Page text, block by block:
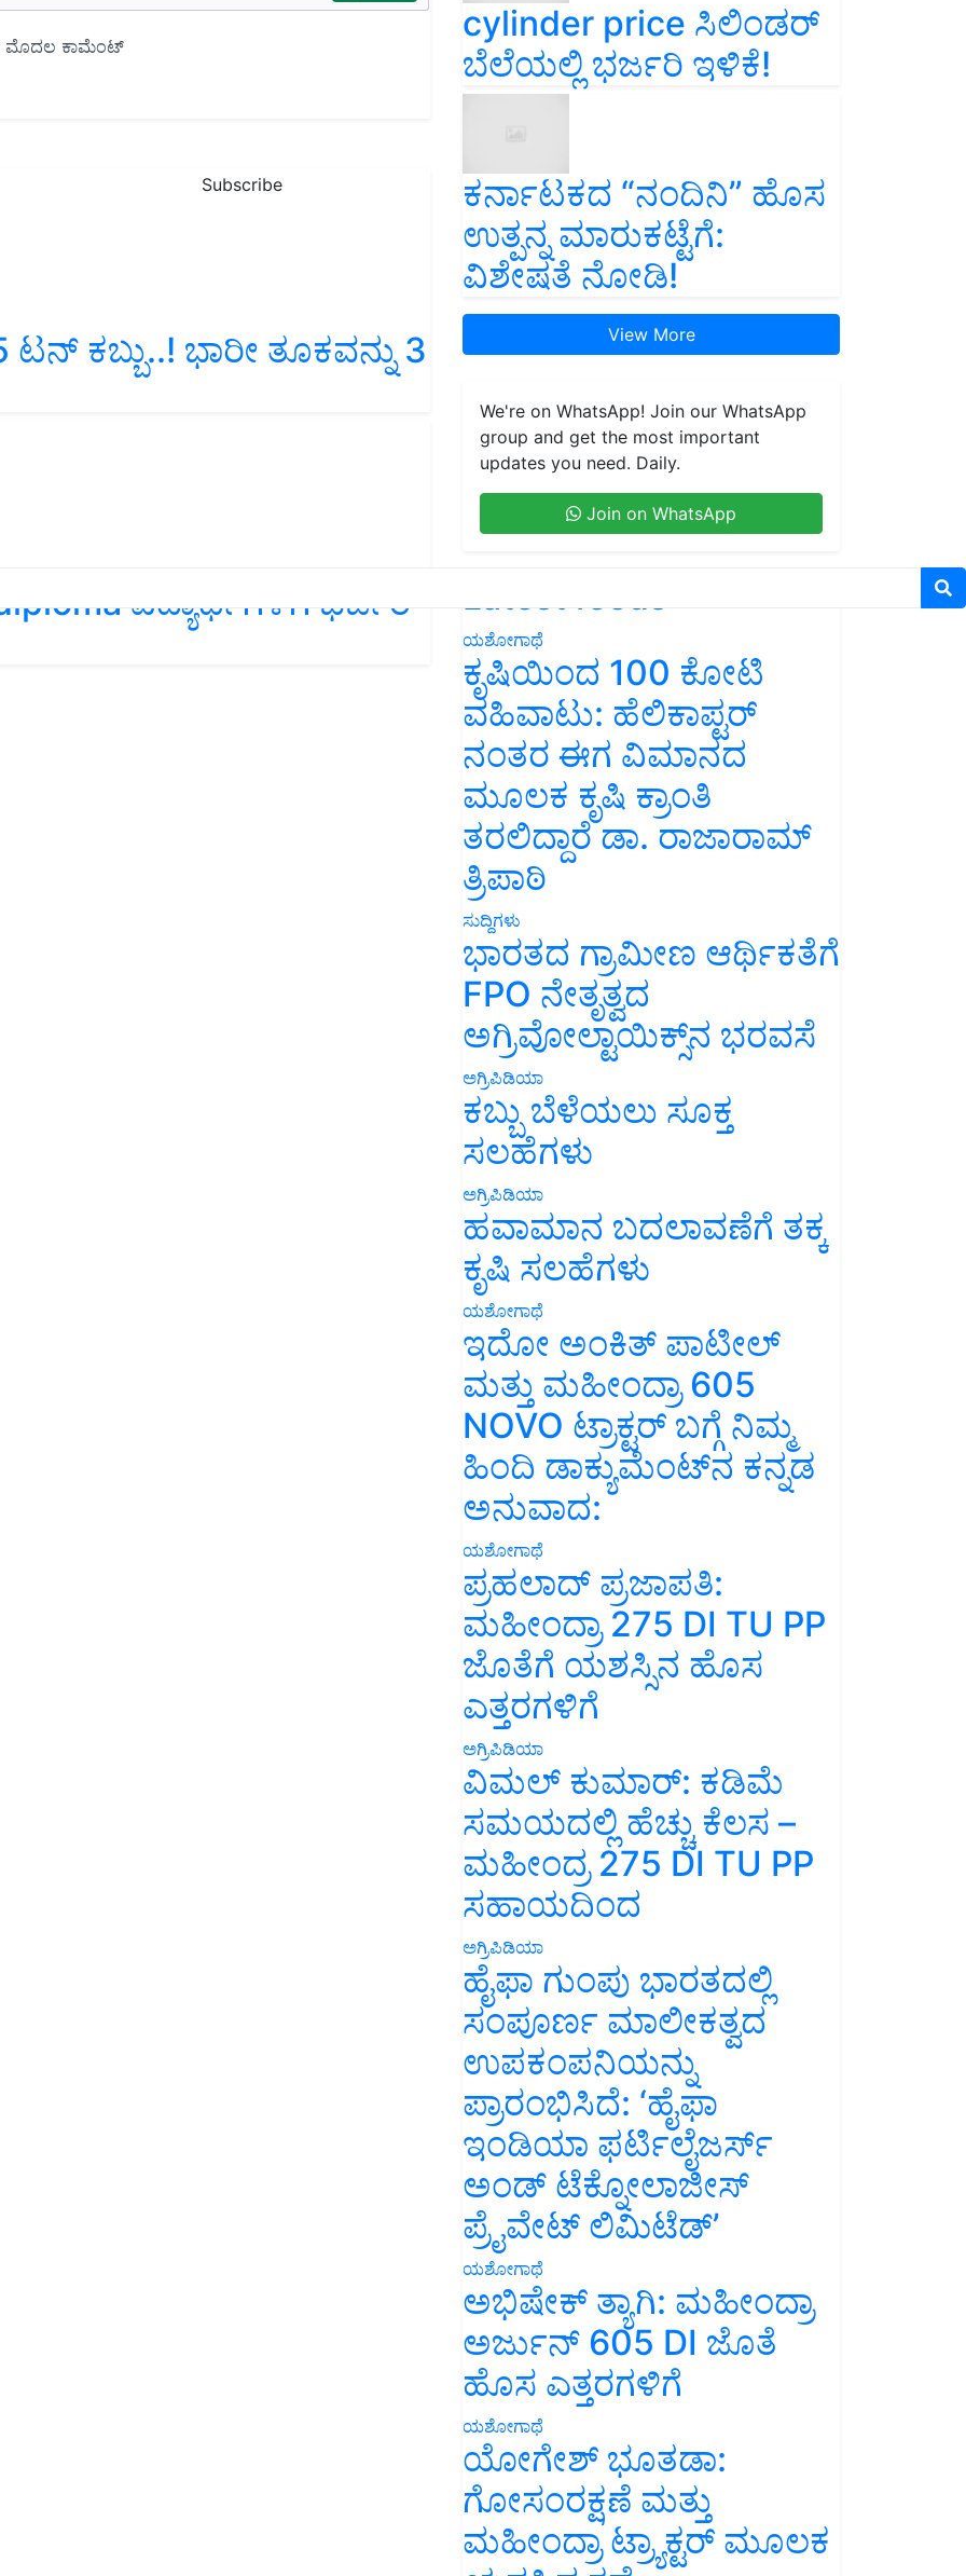
Subscribe
ಕಬ್ಬು..! ಭಾರೀ ತೂಕವನ್ನು 3
ವಿದ್ಯಾರ್ಥಿಗಳಿಗೆ ಭರ್ಜರಿ
cylinder price ಸಿಲಿಂಡರ್‌
ಬೆಲೆಯಲ್ಲಿ ಭರ್ಜರಿ ಇಳಿಕೆ!
ಕರ್ನಾಟಕದ “ನಂದಿನಿ” ಹೊಸ
ಉತ್ಪನ್ನ ಮಾರುಕಟ್ಟೆಗೆ:
ವಿಶೇಷತೆ ನೋಡಿ!
View More
We're on WhatsApp! Join our WhatsApp
group and get the most important
updates you need. Daily.
Join on WhatsApp
Latest feeds
ಯಶೋಗಾಥೆ
ಕೃಷಿಯಿಂದ 100 ಕೋಟಿ
ವಹಿವಾಟು: ಹೆಲಿಕಾಪ್ಟರ್
ನಂತರ ಈಗ ವಿಮಾನದ
ಮೂಲಕ ಕೃಷಿ ಕ್ರಾಂತಿ
ತರಲಿದ್ದಾರೆ ಡಾ. ರಾಜಾರಾಮ್
ತ್ರಿಪಾಠಿ
ಸುದ್ದಿಗಳು
ಭಾರತದ ಗ್ರಾಮೀಣ ಆರ್ಥಿಕತೆಗೆ
FPO ನೇತೃತ್ವದ
ಅಗ್ರಿವೋಲ್ಟಾಯಿಕ್ಸ್‌ನ ಭರವಸೆ
ಅಗ್ರಿಪಿಡಿಯಾ
ಕಬ್ಬು ಬೆಳೆಯಲು ಸೂಕ್ತ
ಸಲಹೆಗಳು
ಅಗ್ರಿಪಿಡಿಯಾ
ಹವಾಮಾನ ಬದಲಾವಣೆಗೆ ತಕ್ಕ
ಕೃಷಿ ಸಲಹೆಗಳು
ಯಶೋಗಾಥೆ
ಇದೋ ಅಂಕಿತ್ ಪಾಟೀಲ್
ಮತ್ತು ಮಹೀಂದ್ರಾ 605
NOVO ಟ್ರಾಕ್ಟರ್ ಬಗ್ಗೆ ನಿಮ್ಮ
ಹಿಂದಿ ಡಾಕ್ಯುಮೆಂಟ್‌ನ ಕನ್ನಡ
ಅನುವಾದ:
ಯಶೋಗಾಥೆ
ಪ್ರಹಲಾದ್ ಪ್ರಜಾಪತಿ:
ಮಹೀಂದ್ರಾ 275 DI TU PP
ಜೊತೆಗೆ ಯಶಸ್ಸಿನ ಹೊಸ
ಎತ್ತರಗಳಿಗೆ
ಅಗ್ರಿಪಿಡಿಯಾ
ವಿಮಲ್ ಕುಮಾರ್: ಕಡಿಮೆ
ಸಮಯದಲ್ಲಿ ಹೆಚ್ಚು ಕೆಲಸ –
ಮಹೀಂದ್ರ 275 DI TU PP
ಸಹಾಯದಿಂದ
ಅಗ್ರಿಪಿಡಿಯಾ
ಹೈಫಾ ಗುಂಪು ಭಾರತದಲ್ಲಿ
ಸಂಪೂರ್ಣ ಮಾಲೀಕತ್ವದ
ಉಪಕಂಪನಿಯನ್ನು
ಪ್ರಾರಂಭಿಸಿದೆ: ‘ಹೈಫಾ
ಇಂಡಿಯಾ ಫರ್ಟಿಲೈಜರ್ಸ್
ಅಂಡ್ ಟೆಕ್ನೋಲಾಜೀಸ್
ಪ್ರೈವೇಟ್ ಲಿಮಿಟೆಡ್’
ಯಶೋಗಾಥೆ
ಅಭಿಷೇಕ್ ತ್ಯಾಗಿ: ಮಹೀಂದ್ರಾ
ಅರ್ಜುನ್ 605 DI ಜೊತೆ
ಹೊಸ ಎತ್ತರಗಳಿಗೆ
ಯಶೋಗಾಥೆ
ಯೋಗೇಶ್ ಭೂತಡಾ:
ಗೋಸಂರಕ್ಷಣೆ ಮತ್ತು
ಮಹೀಂದ್ರಾ ಟ್ರ್ಯಾಕ್ಟರ್ ಮೂಲಕ